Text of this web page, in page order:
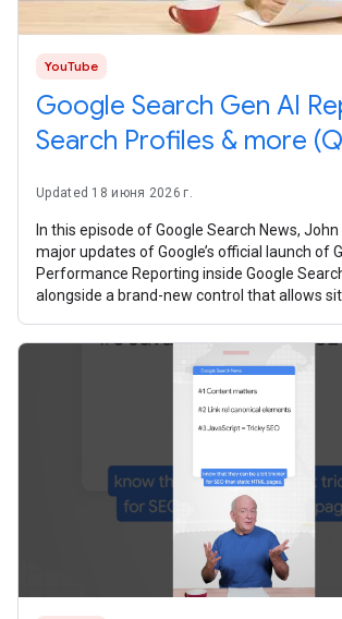
YouTube
Google Search Gen AI
Search Profiles & more
Updated 18 июня 2026 г.
In this episode of Google Search News,
major updates of Google’s official launch of
Performance Reporting inside Google
alongside a brand-new control that allows